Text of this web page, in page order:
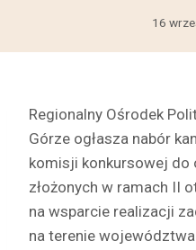
16
Regionalny Ośrodek
Górze ogłasza nabór
komisji konkursowej do
złożonych w ramach II
na wsparcie realizacji
na terenie